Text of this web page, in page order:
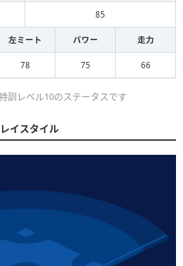
85
左ミート パワー 走力
78 75 66
訓レベル10のステータスです
イスタイル